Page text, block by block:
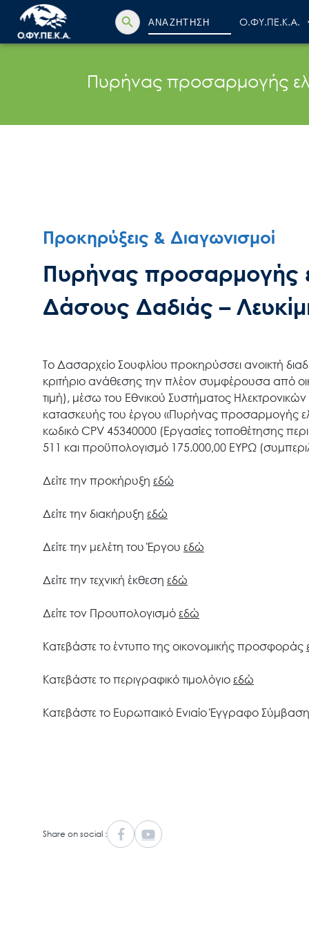
Search
for:
Search Button
Ο.ΦΥ.ΠΕ.Κ.Α.
Πυρήνας προσαρμογής
Προκηρύξεις & Διαγωνισμοί
Πυρήνας προσαρμογής
Δάσους Δαδιάς –
Το Δασαρχείο Σουφλίου προκηρύσσει ανοικτή
κριτήριο ανάθεσης την πλέον συμφέρουσα από
τιμή), μέσω του Εθνικού Συστήματος
κατασκευής του έργου «Πυρήνας προσαρμογής
κωδικό CPV 45340000 (Εργασίες τοποθέτησης
511 και προϋπολογισμό 175.000,00 EΥΡΩ
Δείτε την προκήρυξη εδώ
Δείτε την διακήρυξη εδώ
Δείτε την μελέτη του Έργου εδώ
Δείτε την τεχνική έκθεση εδώ
Δείτε τον Προυπολογισμό εδώ
Κατεβάστε το έντυπο της οικονομικής προσφοράς
Κατεβάστε το περιγραφικό τιμολόγιο εδώ
Κατεβάστε το Ευρωπαικό Ενιαίο Έγγραφο
Share on social :